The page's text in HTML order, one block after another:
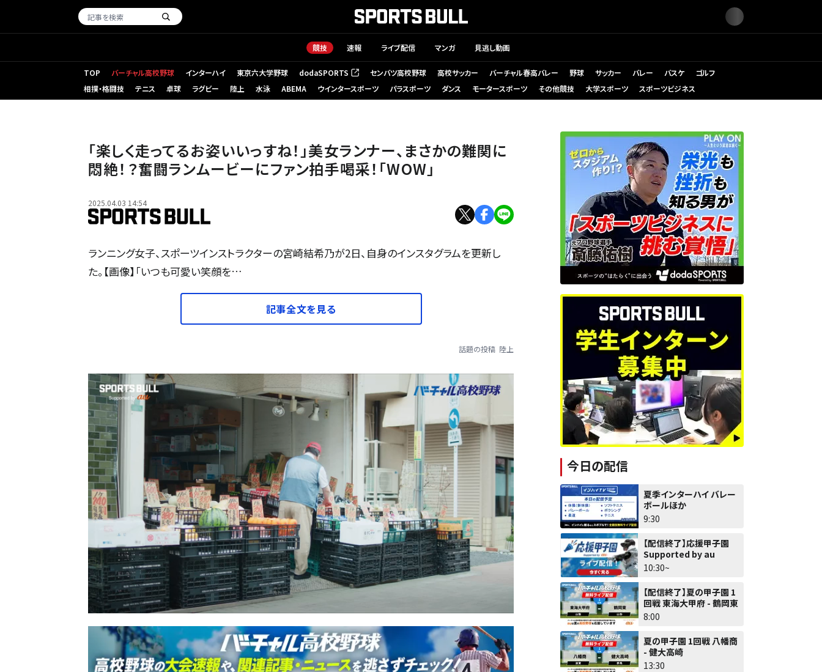
競技 速報 ライブ配信 マンガ 見逃し動画
TOP バーチャル高校野球 インターハイ 東京六大学野球 dodaSPORTS
（新しいタブで開く） センバツ高校野球 高校サッカー バーチャル春高バレー 野球 サッカー バレー バスケ
ゴルフ
相撲・格闘技
テニス 卓球 ラグビー 陸上 水泳 ABEMA ウインタースポーツ パラスポーツ ダンス モータースポーツ その他競技 大学スポーツ スポーツビジネス
「楽しく走ってるお姿いいっすね！」美女ランナー、まさかの難関に
悶絶！？奮闘ランムービーにファン拍手喝采！「WOW」
2025.04.03 14:54
ランニング女子、スポーツインストラクターの宮崎結希乃が2日、自身のインスタグラムを更新し
た。【画像】「いつも可愛い笑顔を…
記事全文を見る
話題の投稿 陸上
今日の配信
夏季インターハイ バレー
ボールほか
9:30
【配信終了】応援甲子園
Supported by au
10:30~
【配信終了】夏の甲子園 1
回戦 東海大甲府 - 鶴岡東
8:00
夏の甲子園 1回戦 八幡商
- 健大高崎
13:30